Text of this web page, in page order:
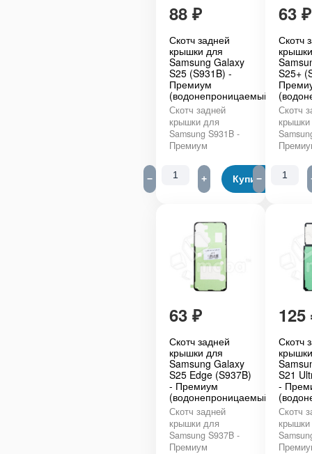
88 ₽
Скотч задней
крышки для
Samsung Galaxy
S25 (S931B) -
Премиум
(водонепроницаемый)
Скотч задней
крышки для
Samsung S931B -
Премиум
− + Купить
63 ₽
Скотч
S25+
Скотч
−
63 ₽
Скотч задней
крышки для
Samsung Galaxy
S25 Edge (S937B)
- Премиум
(водонепроницаемый)
Скотч задней
крышки для
Samsung S937B -
Премиум
125
Скотч
S21
-
Скотч